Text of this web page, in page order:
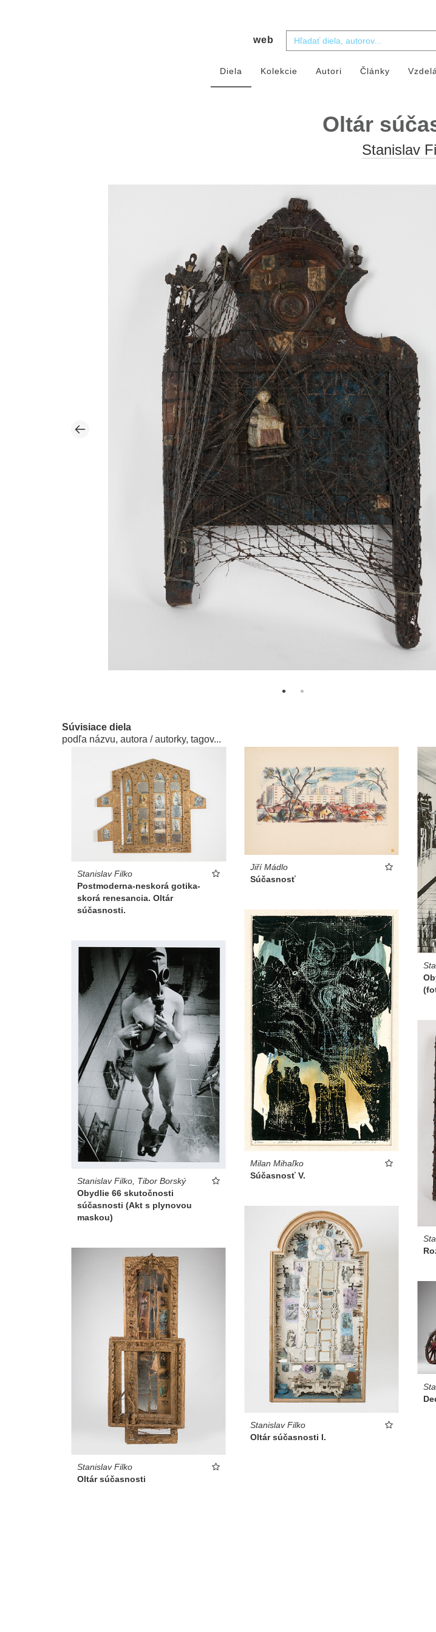
web
Diela Kolekcie Autori Články
Oltár
Stanislav
Súvisiace diela
podľa názvu, autora / autorky, tagov...
Stanislav Filko
Postmoderna-neskorá gotika-
skorá renesancia. Oltár
súčasnosti.
Jiří Mádlo
Súčasnosť
Milan Mihaľko
Súčasnosť V.
Stanislav Filko, Tibor Borský
Obydlie 66 skutočnosti
súčasnosti (Akt s plynovou
maskou)
Stanislav Filko
Oltár súčasnosti I.
Stanislav Filko
Oltár súčasnosti